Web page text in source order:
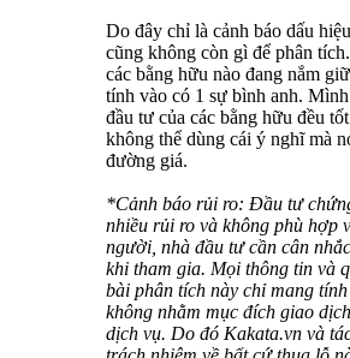
Do đây chỉ là cảnh báo dấu
cũng không còn gì để phân
các bằng hữu nào đang nắm
tính vào có 1 sự bình anh.
đầu tư của các bằng hữu đều
không thể dùng cái ý nghĩ mà
đường giá.
*Cảnh báo rủi ro: Đầu tư
nhiều rủi ro và không phù hợp
người, nhà đầu tư cần cân
khi tham gia. Mọi thông tin và
bài phân tích này chỉ mang tính
không nhằm mục đích giao
dịch vụ. Do đó Kakata.vn và